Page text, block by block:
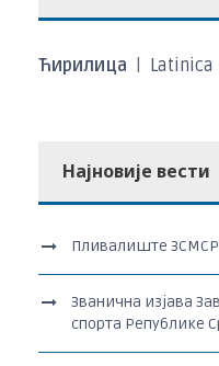
Ћирилица Latinica
Најновије вести
Пливалиште
Званична изјава
спорта Републике